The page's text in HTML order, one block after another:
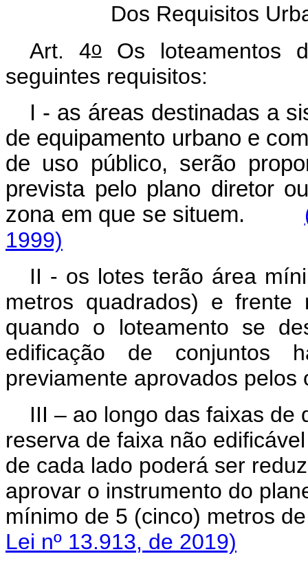
Dos Requisitos
Art. 4o
Os loteamentos
seguintes requisitos:
I - as áreas destinadas a
de equipamento urbano e
de uso público, serão
prevista pelo plano diretor
zona em que se situem.
1999)
II - os lotes terão área
metros quadrados) e
quando o loteamento se
edificação de conjuntos
previamente aprovados
III – ao longo das faixas de
reserva de faixa não
de cada lado poderá ser
aprovar o instrumento do
mínimo de 5 (cinco) metros
Lei nº 13.913, de 2019)